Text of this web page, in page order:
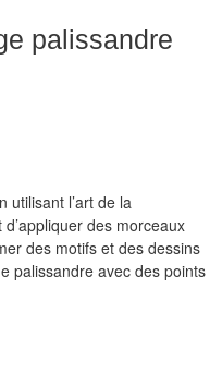
palissandre
utilisant l’art de la
d’appliquer des morceaux
des motifs et des dessins
palissandre avec des points